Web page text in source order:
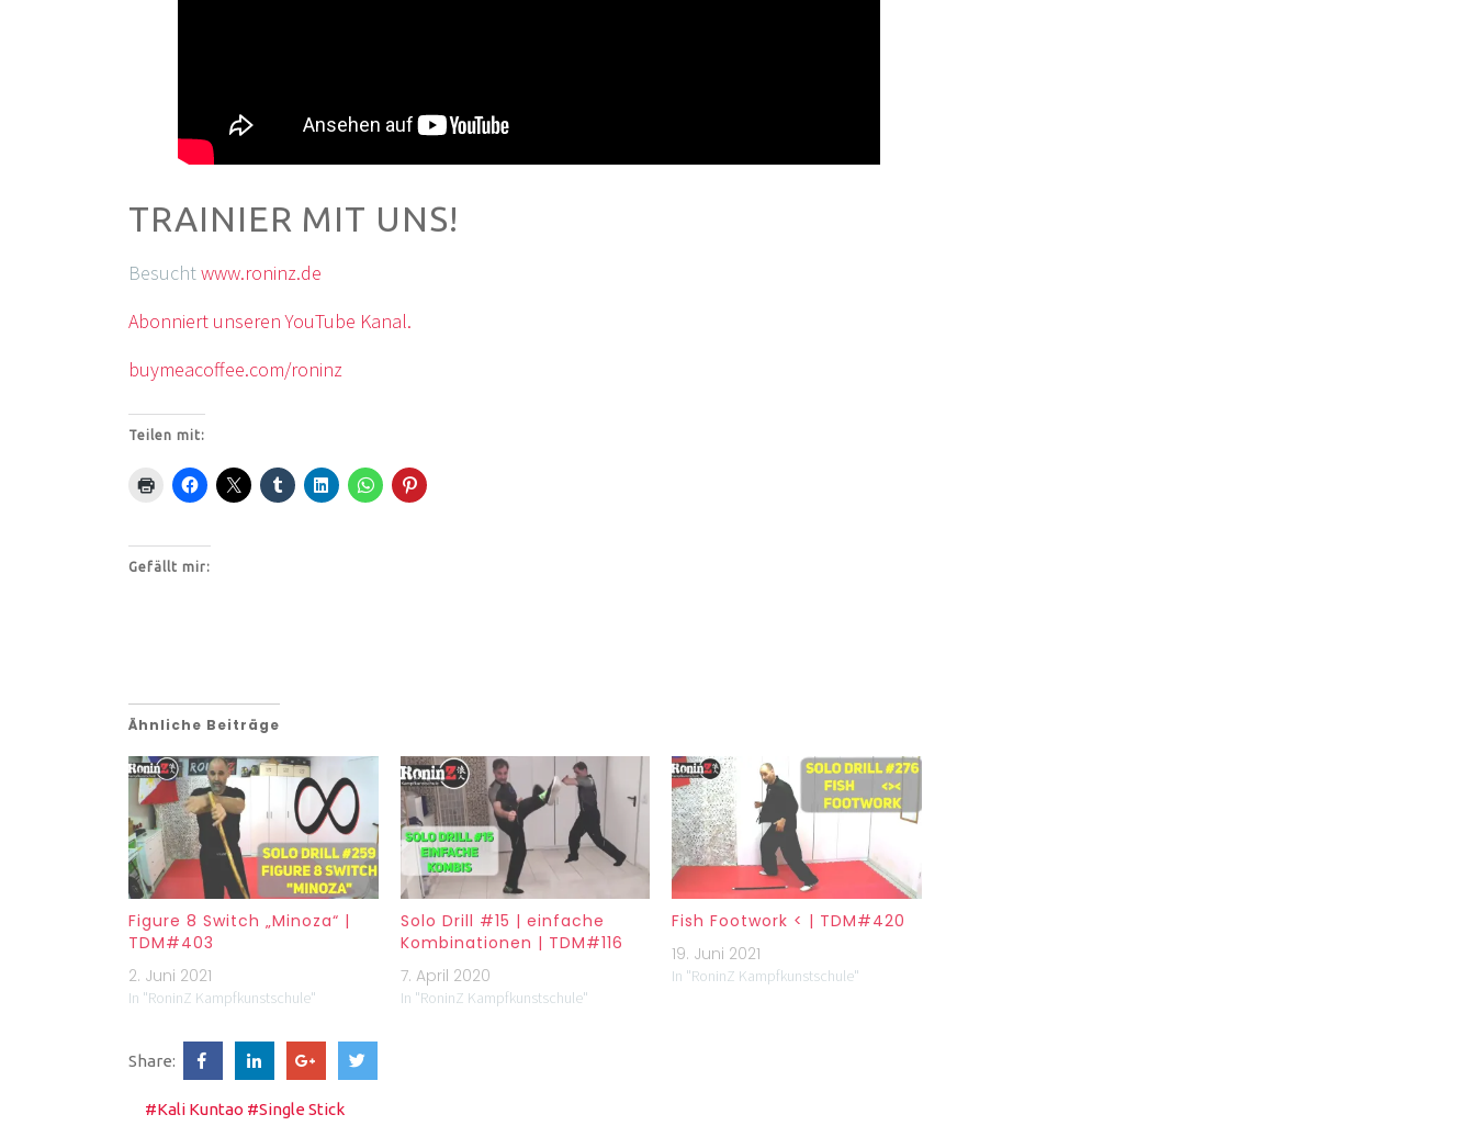
TRAINIER MIT UNS!
Besuchtwww.roninz.de
Abonniert unseren YouTube Kanal.
buymeacoffee.com/roninz
Teilen mit:
Gefällt mir:
Ähnliche Beiträge
Figure 8 Switch „Minoza“ |
TDM#403
2. Juni 2021
In "RoninZ Kampfkunstschule"
Solo Drill #15 | einfache
Kombinationen | TDM#116
7. April 2020
In "RoninZ Kampfkunstschule"
Fish Footwork < | TDM#420
19. Juni 2021
In "RoninZ Kampfkunstschule"
Share:
#Kali Kuntao #Single Stick